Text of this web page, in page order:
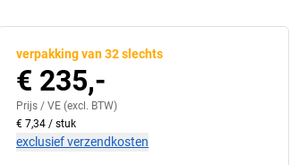
breedte (b), hoogte (C) A =
verpakking van 32 slechts
€ 235,-
Prijs / VE (excl. BTW)
€ 7,34 / stuk
exclusief verzendkosten